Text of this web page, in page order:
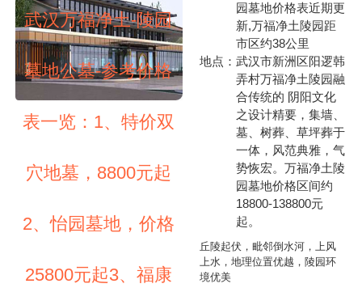
武汉万福净土-陵园
墓地公墓-参考价格
表一览：1、特价双
穴地墓，8800元起
2、怡园墓地，价格
25800元起3、福康
园墓地价格表近期更
新,万福净土陵园距
市区约38公里
地点：武汉市新洲区阳逻韩
弄村万福净土陵园融
合传统的 阴阳文化
之设计精要，集墙、
墓、树葬、草坪葬于
一体，风范典雅，气
势恢宏。万福净土陵
园墓地价格区间约
18800-138800元
起。
丘陵起伏，毗邻倒水河，上风
上水，地理位置优越，陵园环
境优美